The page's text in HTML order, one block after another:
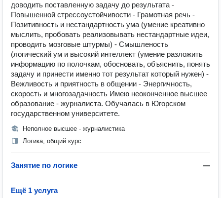
доводить поставленную задачу до результата -
Повышенной стрессоустойчивости - Грамотная речь -
Позитивность и нестандартность ума (умение креативно
мыслить, пробовать реализовывать нестандартные идеи,
проводить мозговые штурмы) - Смышленость
(логический ум и высокий интеллект (умение разложить
информацию по полочкам, обосновать, объяснить, понять
задачу и принести именно тот результат который нужен) -
Вежливость и приятность в общении - Энергичность,
скорость и многозадачность Имею неоконченное высшее
образование - журналиста. Обучалась в Югорском
государственном университете.
Неполное высшее - журналистика
Логика, общий курс
Занятие по логике —
Ещё 1 услуга